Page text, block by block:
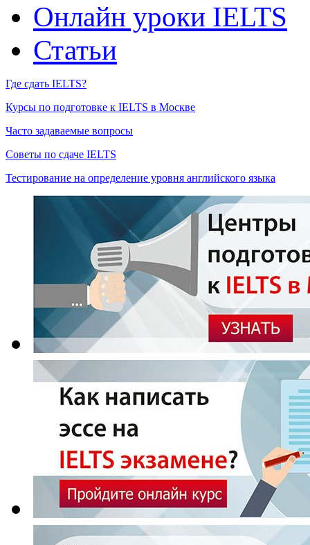
Онлайн уроки IELTS
Статьи
Где сдать IELTS?
Курсы по подготовке к IELTS в Москве
Часто задаваемые вопросы
Советы по сдаче IELTS
Тестирование на определение уровня английского языка